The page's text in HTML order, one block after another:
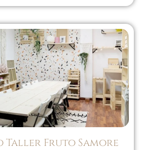
Taller Fruto Samore